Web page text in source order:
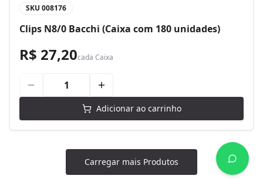
SKU 008176
Clips N8/0 Bacchi (Caixa com 180 unidades)
R$ 27,20cada Caixa
Adicionar ao carrinho
Carregar mais Produtos